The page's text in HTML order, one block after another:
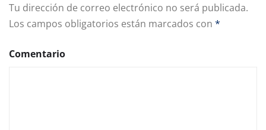
Tu dirección de correo electrónico no será publicada.
Los campos obligatorios están marcados con *
Comentario